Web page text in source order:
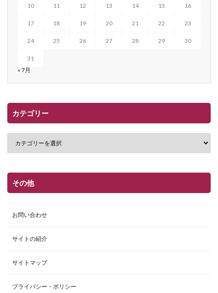
10 11 12 13 14 15 16
17 18 19 20 21 22 23
24 25 26 27 28 29 30
31
« 7月
カテゴリー
その他
お問い合わせ
サイトの紹介
サイトマップ
プライバシー・ポリシー